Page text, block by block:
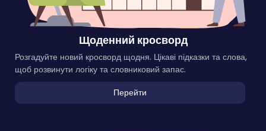
Щоденний кросворд
Розгадуйте новий кросворд щодня. Цікаві підказки та слова,
щоб розвинути логіку та словниковий запас.
Перейти